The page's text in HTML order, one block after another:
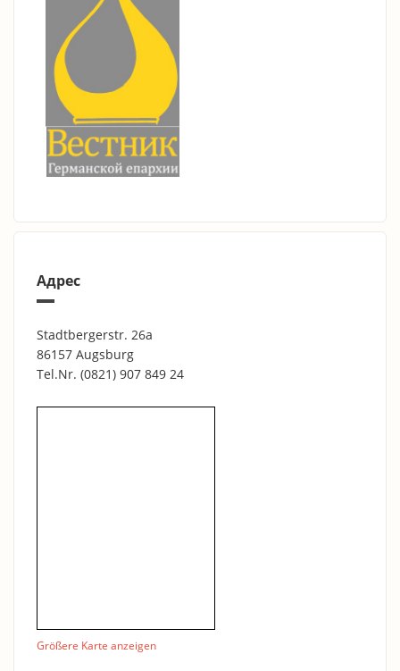
Адрес
Stadtbergerstr. 26a
86157 Augsburg
Tel.Nr. (0821) 907 849 24
Größere Karte anzeigen